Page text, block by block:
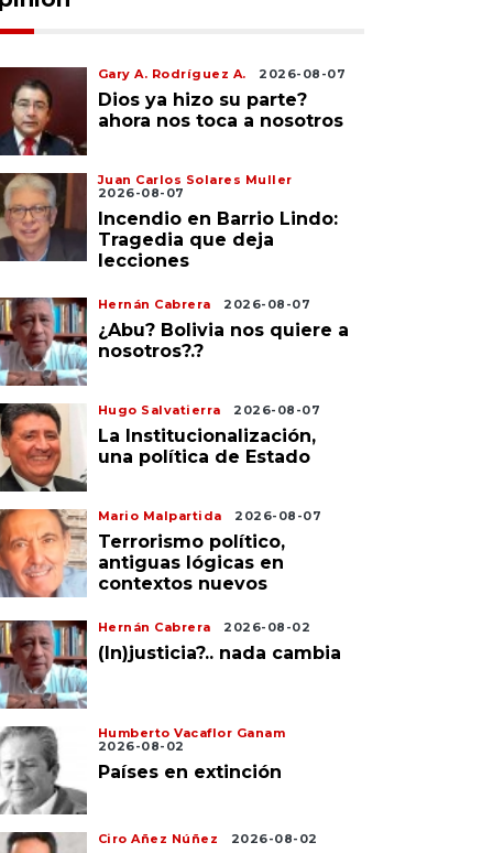
Gary A. Rodríguez A. 2026-08-07
Dios ya hizo su parte?
ahora nos toca a nosotros
Juan Carlos Solares Muller
2026-08-07
Incendio en Barrio Lindo:
Tragedia que deja
lecciones
Hernán Cabrera 2026-08-07
¿Abu? Bolivia nos quiere a
nosotros?.?
Hugo Salvatierra 2026-08-07
La Institucionalización,
una política de Estado
Mario Malpartida 2026-08-07
Terrorismo político,
antiguas lógicas en
contextos nuevos
Hernán Cabrera 2026-08-02
(In)justicia?.. nada cambia
Humberto Vacaflor Ganam
2026-08-02
Países en extinción
Ciro Añez Núñez 2026-08-02